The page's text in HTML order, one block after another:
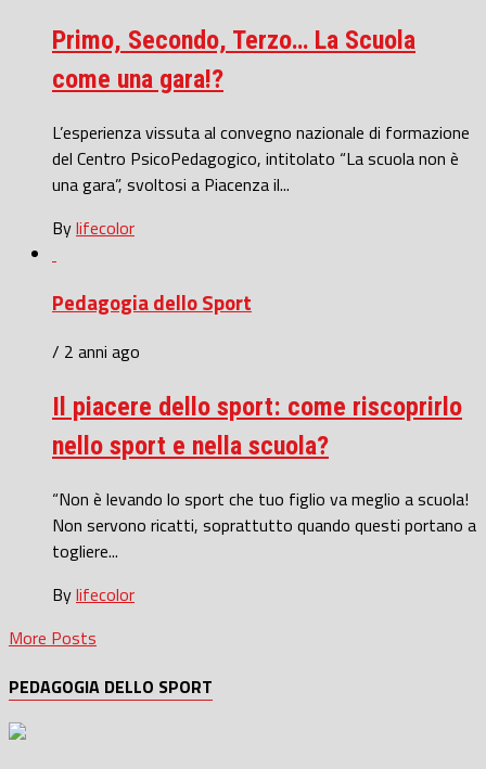
Primo, Secondo, Terzo… La Scuola
come una gara!?
L’esperienza vissuta al convegno nazionale di formazione
del Centro PsicoPedagogico, intitolato “La scuola non è
una gara”, svoltosi a Piacenza il...
Bylifecolor
Pedagogia dello Sport
/ 2 anni ago
Il piacere dello sport: come riscoprirlo
nello sport e nella scuola?
“Non è levando lo sport che tuo figlio va meglio a scuola!
Non servono ricatti, soprattutto quando questi portano a
togliere...
Bylifecolor
More Posts
PEDAGOGIA DELLO SPORT